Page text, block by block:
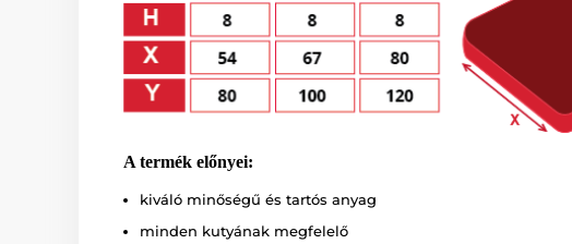
A termék előnyei:
kiváló minőségű és tartós anyag
minden kutyának megfelelő